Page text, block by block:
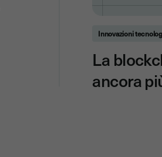
Innovazioni
La
ancora